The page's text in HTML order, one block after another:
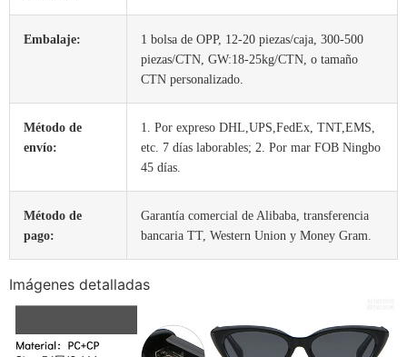
Embalaje:
1 bolsa de OPP, 12-20 piezas/caja, 300-500
piezas/CTN, GW:18-25kg/CTN, o tamaño
CTN personalizado.
Método de
envío:
1. Por expreso DHL,UPS,FedEx, TNT,EMS,
etc. 7 días laborables; 2. Por mar FOB Ningbo
45 días.
Método de
pago:
Garantía comercial de Alibaba, transferencia
bancaria TT, Western Union y Money Gram.
Imágenes detalladas